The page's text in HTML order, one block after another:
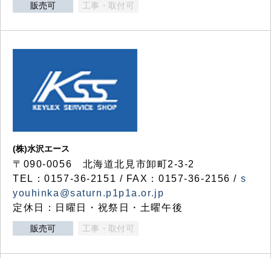
販売可 工事・取付可
(株)水沢エース
〒090-0056 北海道北見市卸町2-3-2
TEL：0157-36-2151 / FAX：0157-36-2156 / s
youhinka@saturn.p1p1a.or.jp
定休日：日曜日・祝祭日・土曜午後
販売可 工事・取付可